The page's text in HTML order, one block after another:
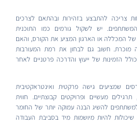
צריכה להתבצע בזהירות ובהתאם לצרכים
יש לשקול גורמים כמו התוכנית
של המכללה או הארגון המציע את הקורס, והאם
חשוב גם לבחון את רמת המעורבות
הזמינות של ייעוץ והדרכה פרטניים לאחר
שמציעים גישה פרקטית ואינטראקטיבית
מעשיים ופרויקטים קבוצתיים. חווית
להשיג הבנה עמוקה יותר של החומר
שיכולות להיות מיושמות מיד בסביבת העבודה